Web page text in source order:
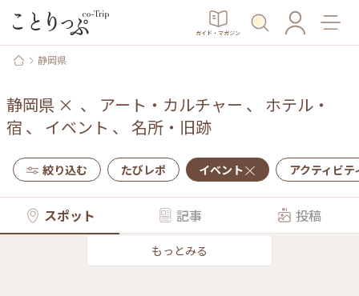
ガイド・マガジン
静岡県
静岡県 × 、 アート・カルチャー 、 ホテル・
宿 、 イベント 、 名所・旧跡
絞り込む たびレポ イベント アクティビテ
スポット 記事 投稿
もっとみる